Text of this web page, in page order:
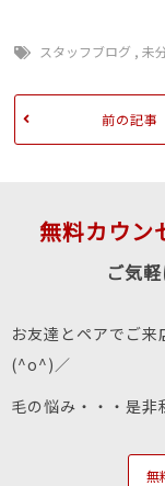
スタッフブログ ,未
前の記事
無料カウン
ご気
お友達とペアでご
(^o^)／
毛の悩み・・・是
無